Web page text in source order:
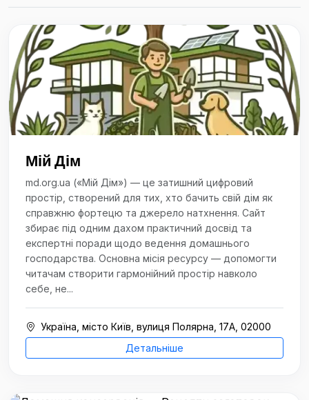
Мій Дім
md.org.ua («Мій Дім») — це затишний цифровий
простір, створений для тих, хто бачить свій дім як
справжню фортецю та джерело натхнення. Сайт
збирає під одним дахом практичний досвід та
експертні поради щодо ведення домашнього
господарства. Основна місія ресурсу — допомогти
читачам створити гармонійний простір навколо
себе, не...
Україна, місто Київ, вулиця Полярна, 17А, 02000
Детальніше